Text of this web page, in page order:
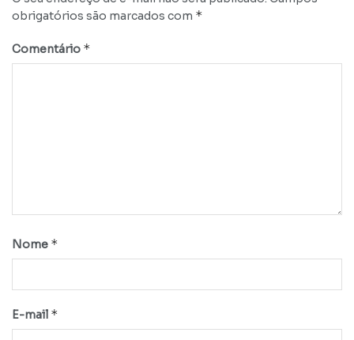
obrigatórios são marcados com *
Comentário *
Nome *
E-mail *